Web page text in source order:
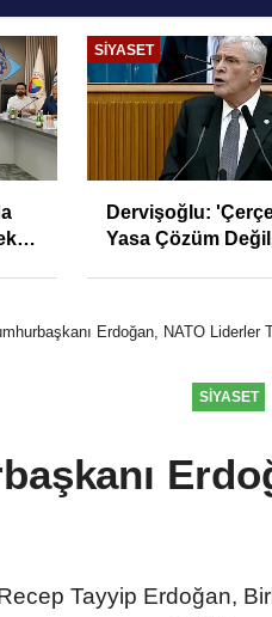
SIYASET
Dervişoğlu:
Yasa Çözüm
Erdoğan, NATO Liderler
SIYASET
Tayyip Erdoğan,